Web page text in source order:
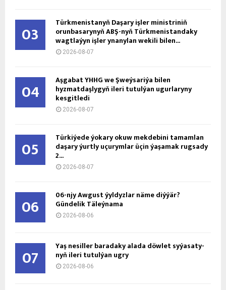
03 Türkmenistanyň Daşary işler ministriniň
orunbasarynyň ABŞ-nyň Türkmenistandaky
wagtlaýyn işler ynanylan wekili bilen...
2026-08-07
04 Aşgabat ÝHHG we Şweýsariýa bilen
hyzmatdaşlygyň ileri tutulýan ugurlaryny
kesgitledi
2026-08-07
05 Türkiýede ýokary okuw mekdebini tamamlan
daşary ýurtly uçurymlar üçin ýaşamak rugsady
2...
2026-08-07
06 06-njy Awgust ýyldyzlar näme diýýär?
Gündelik Täleýnama
2026-08-06
07 Ýaş ne­sil­ler ba­ra­da­ky ala­da döw­let sy­ýa­sa­ty­
nyň ile­ri tu­tul­ýan ug­ry
2026-08-06